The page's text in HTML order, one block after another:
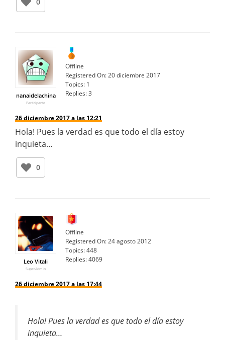
nanaidelachina
Participante
Offline
Registered On:20 diciembre 2017
Topics: 1
Replies:3
26 diciembre 2017 a las 12:21
Hola! Pues la verdad es que todo el día estoy
inquieta…
0
Leo Vitali
SuperAdmin
Offline
Registered On:24 agosto 2012
Topics:448
Replies:4069
26 diciembre 2017 a las 17:44
Hola! Pues la verdad es que todo el día estoy
inquieta…